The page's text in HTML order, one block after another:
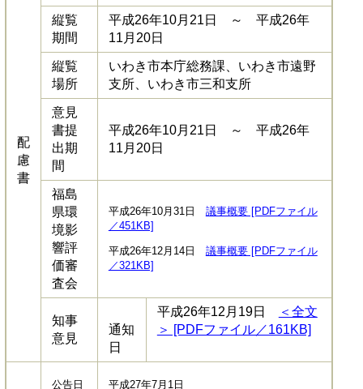
配
慮
書
縦覧
期間
平成26年10月21日 ～ 平成26年
11月20日
縦覧
場所
いわき市本庁総務課、いわき市遠野
支所、いわき市三和支所
意見
書提
出期
間
平成26年10月21日 ～ 平成26年
11月20日
福島
県環
境影
響評
価審
査会
平成26年10月31日 議事概要 [PDFファイル
／451KB]
平成26年12月14日 議事概要 [PDFファイル
／321KB]
知事
意見
通知
日
平成26年12月19日
＜全文
＞ [PDFファイル／161KB]
公告日 平成27年7月1日